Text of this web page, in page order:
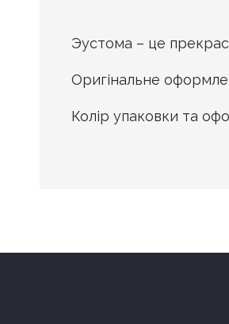
Эустома – це
Оригінальне
Колір упаковки та